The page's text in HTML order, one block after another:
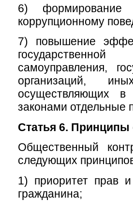
6) формирование
коррупционному
7) повышение
самоуправления,
организаций,
осуществляющих в
законами отдельные
Статья 6. Принципы
Общественный
следующих
1) приоритет прав
гражданина;